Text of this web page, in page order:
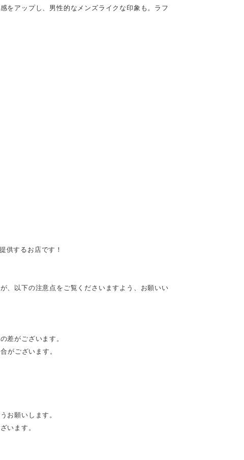
をアップし、男性的なメンズライクな印象も。ラフ
供するお店です！
、以下の注意点をご覧くださいますよう、お願いい
差がございます。
がございます。
お願いします。
います。